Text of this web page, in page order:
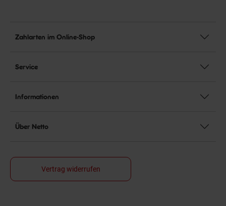
Zahlarten im Online-Shop
Service
Informationen
Über Netto
Vertrag widerrufen